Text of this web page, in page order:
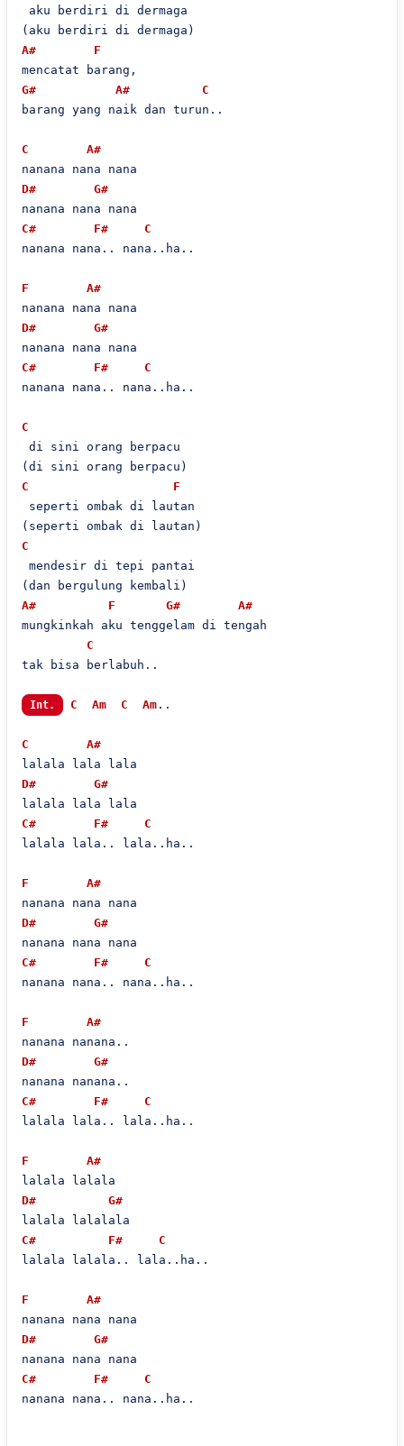
aku berdiri di dermaga
A#
F
G#
A#
C
barang yang naik dan turun..
C
A#
D#
G#
C#
F#
C
nanana nana.. nana..ha..
F
A#
D#
G#
C#
F#
C
nanana nana.. nana..ha..
C
di sini orang berpacu
C
F
seperti ombak di lautan
C
mendesir di tepi pantai
A#
F G#
A#
mungkinkah aku tenggelam di tengah
C
tak bisa berlabuh..
Int. C Am C Am..
C
A#
D#
G#
C#
F#
C
lalala lala.. lala..ha..
F
A#
D#
G#
C#
F#
C
nanana nana.. nana..ha..
F
A#
D#
G#
C#
F#
C
lalala lala.. lala..ha..
F
A#
D#
G#
C#
F#
C
lalala lalala.. lala..ha..
F
A#
D#
G#
C#
F#
C
nanana nana.. nana..ha..